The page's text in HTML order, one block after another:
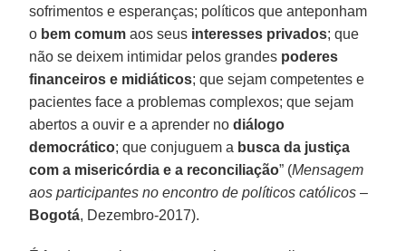
sofrimentos e esperanças; políticos que anteponham
o bem comum aos seus interesses privados; que
não se deixem intimidar pelos grandes poderes
financeiros e midiáticos; que sejam competentes e
pacientes face a problemas complexos; que sejam
abertos a ouvir e a aprender nodiálogo
democrático; que conjuguem a busca da justiça
com a misericórdia e a reconciliação” (Mensagem
aos participantes no encontro de políticos católicos –
Bogotá, Dezembro-2017).